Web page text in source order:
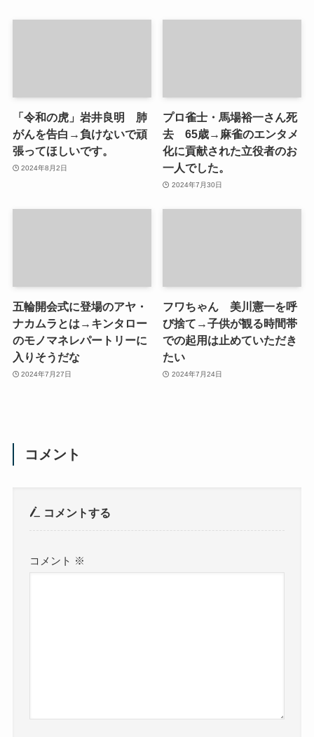
「令和の虎」岩井良明 肺
がんを告白→負けないで頑
張ってほしいです。
2024年8月2日
プロ雀士・馬場裕一さん死
去 65歳→麻雀のエンタメ
化に貢献された立役者のお
一人でした。
2024年7月30日
五輪開会式に登場のアヤ・
ナカムラとは→キンタロー
のモノマネレパートリーに
入りそうだな
2024年7月27日
フワちゃん 美川憲一を呼
び捨て→子供が観る時間帯
での起用は止めていただき
たい
2024年7月24日
コメント
コメントする
コメント ※